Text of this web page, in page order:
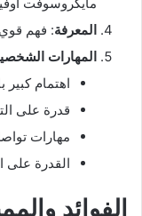
المعرفة: فهم قوي
المهارات
اهتمام كبير
قدرة على
مهارات
القدرة
الفوائد